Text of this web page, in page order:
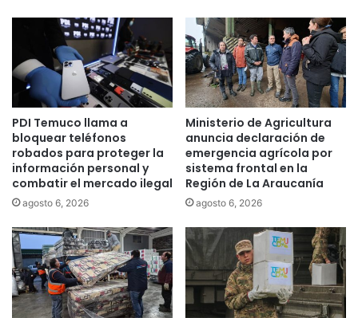
i
a
d
o
d
e
p
r
o
f
e
s
o
r
e
n
t
r
e
g
a
o
e
n
n
o
v
i
PDI Temuco llama a
bloquear teléfonos
robados para proteger la
información personal y
combatir el mercado ilegal
agosto 6, 2026
Ministerio de Agricultura
anuncia declaración de
emergencia agrícola por
sistema frontal en la
Región de La Araucanía
agosto 6, 2026